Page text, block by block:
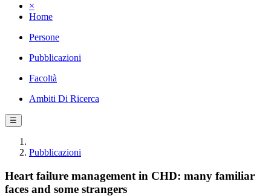
×
Home
Persone
Pubblicazioni
Facoltà
Ambiti Di Ricerca
☰
Pubblicazioni
Heart failure management in CHD: many familiar
faces and some strangers